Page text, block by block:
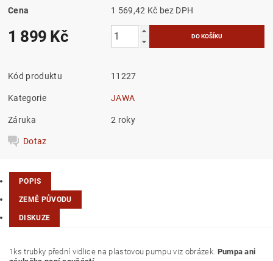
Cena 1 569,42 Kč bez DPH
1 899 Kč
Kód produktu 11227
Kategorie JAWA
Záruka 2 roky
Dotaz
POPIS
ZEMĚ PŮVODU
DISKUZE
1ks trubky přední vidlice na plastovou pumpu viz obrázek. Pumpa ani